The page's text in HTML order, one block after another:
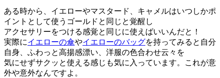
ある時から、イエローやマスタード、キャメルはいつしかポ
イントとして使うゴールドと同じと覚醒し
アクセサリーをつける感覚と同じに使えばいいんだと！
実際にイエローの傘やイエローのバッグを持ってみると自分
自身、ふわっと高揚感漂い、洋服の色合わせ云々を
気にせずサクッと使える感じも気に入っています。これが意
外や意外なんですよ。